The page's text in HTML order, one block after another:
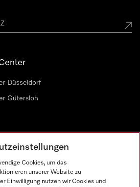
Düsseldorf
Gütersloh
Cookies, um das
unserer Website zu
Einwilligung nutzen wir Cookies und